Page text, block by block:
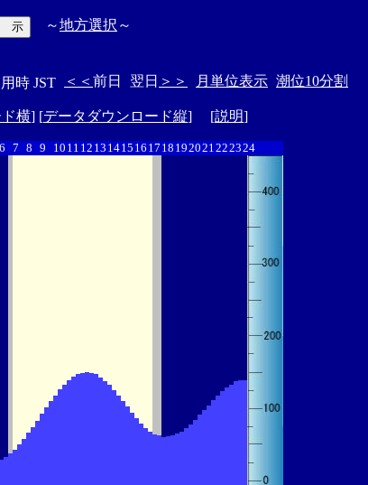
～地方選択 ～
時 JST ＜＜ 前日 翌日 ＞＞ 月単位表示 潮位10分割
横] [データダウンロード縦] [説明]
6 7 8 9 10 11 12 13 1415 16 17 18 192021222324